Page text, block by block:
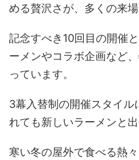
める贅沢さが、多くの来
記念すべき10回目の開催
ーメンやコラボ企画など
っています。
3幕入替制の開催スタイ
れても新しいラーメンと
寒い冬の屋外で食べる熱